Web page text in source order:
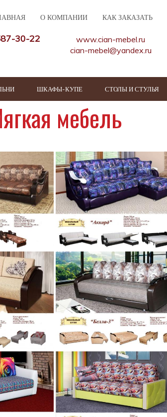
О КОМПАНИИ КАК ЗАКАЗАТЬ
30-22
www.cian-mebel.ru
cian-mebel@yandex.ru
ШКАФЫ-КУПЕ СТОЛЫ И СТУЛЬЯ
мебель